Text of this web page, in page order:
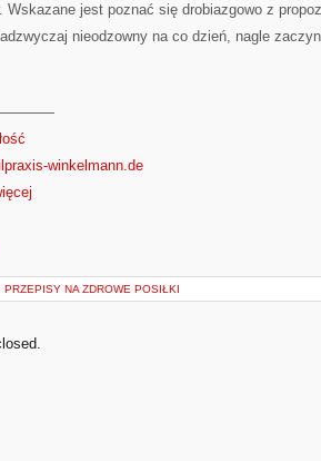
Wskazane jest poznać się drobiazgowo z
nieodzowny na co dzień, nagle
winkelmann.de
PRZEPISY NA ZDROWE POSIŁKI